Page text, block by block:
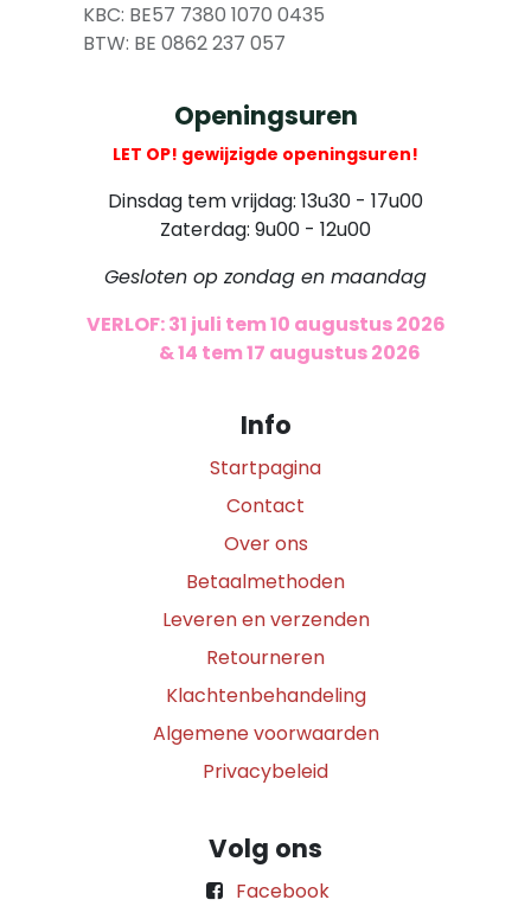
KBC: BE57 7380 1070 0435
​ BTW: BE 0862 237 057
Openingsuren
LET OP! gewijzigde openingsuren!
Dinsdag tem vrijdag: 13u30 - 17u00
Zaterdag: 9u00 - 12u00
Gesloten op zondag en maandag
VERLOF: 31 juli tem 10 augustus 2026
& 14 tem 17 augustus 2026
Info
Startpagina
Contact
Over ons
Betaalmethoden
Leveren en verzenden
Retourneren
Klachtenbehandeling
Algemene voorwaarden
Privacybeleid
Volg ons
Facebook